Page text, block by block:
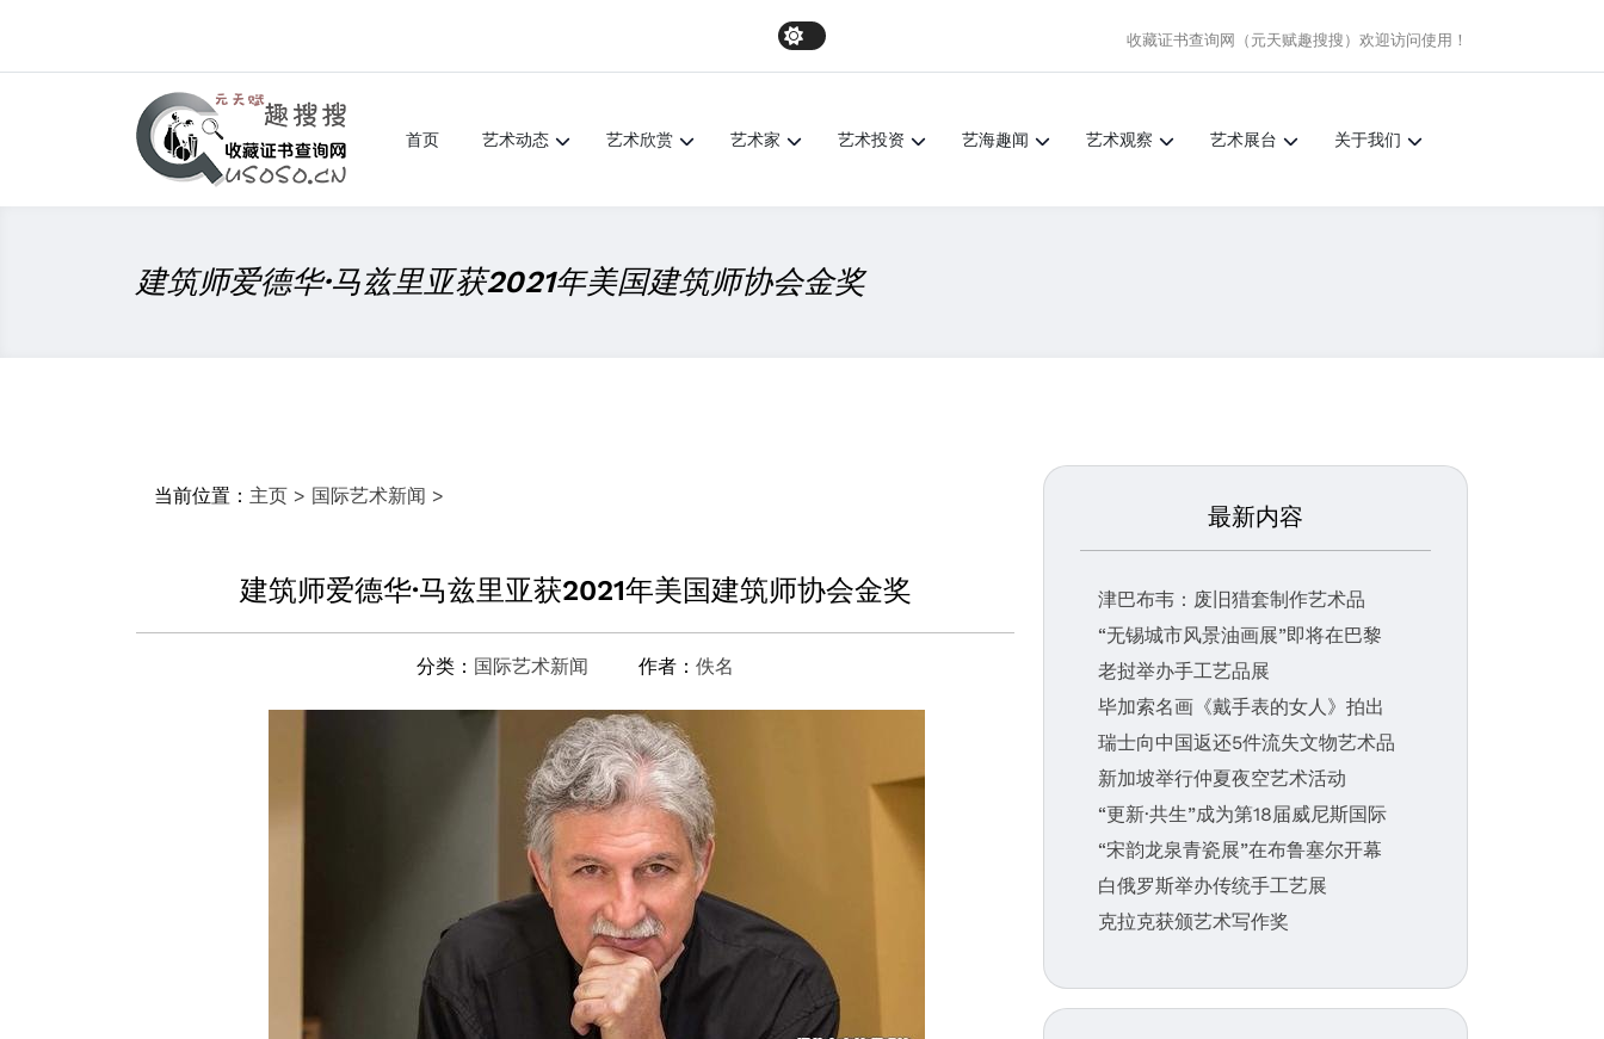
收藏证书查询网（元天赋趣搜搜） 欢迎访问使用！
首页 艺术动态 艺术欣赏 艺术家 艺术投资 艺海趣闻 艺术观察 艺术展台 关于我们
建筑师爱德华·马兹里亚获2021年美国建筑师协会金奖
当前位置： 主页 > 国际艺术新闻 >
建筑师爱德华·马兹里亚获2021年美国建筑师协会金奖
分类： 国际艺术新闻 作者： 佚名
最新内容
津巴布韦：废旧猎套制作艺术品
“无锡城市风景油画展”即将在巴黎
老挝举办手工艺品展
毕加索名画《戴手表的女人》拍出
瑞士向中国返还5件流失文物艺术品
新加坡举行仲夏夜空艺术活动
“更新·共生”成为第18届威尼斯国际
“宋韵龙泉青瓷展”在布鲁塞尔开幕
白俄罗斯举办传统手工艺展
克拉克获颁艺术写作奖